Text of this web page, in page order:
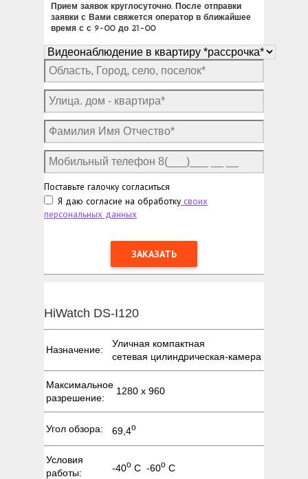
Прием заявок круглосуточно. После отправки
заявки с Вами свяжется оператор в ближайшее
время с с 9-00 до 21-00
Поставьте галочку согласиться
Я даю согласие на обработку своих
персональных данных
HiWatch DS-I120
Назначение:
Уличная компактная
сетевая цилиндрическая-камера
Максимальное
разрешение:
1280 х 960
Угол обзора: 69,4о
Условия
работы:
-40о С -60о С